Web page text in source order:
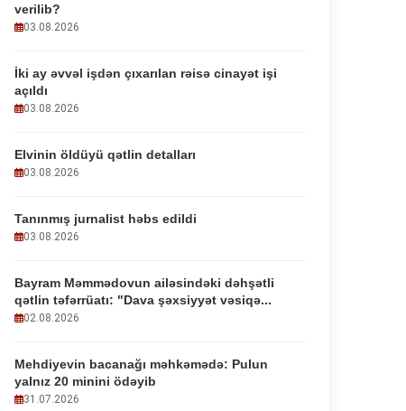
verilib?
03.08.2026
İki ay əvvəl işdən çıxarılan rəisə cinayət işi
açıldı
03.08.2026
Elvinin öldüyü qətlin detalları
03.08.2026
Tanınmış jurnalist həbs edildi
03.08.2026
Bayram Məmmədovun ailəsindəki dəhşətli
qətlin təfərrüatı: "Dava şəxsiyyət vəsiqə...
02.08.2026
Mehdiyevin bacanağı məhkəmədə: Pulun
yalnız 20 minini ödəyib
31.07.2026